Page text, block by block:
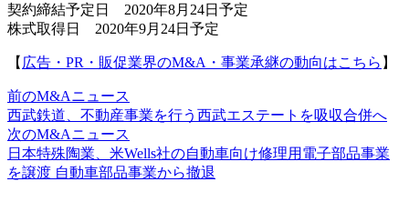
契約締結予定日 2020年8月24日予定
株式取得日 2020年9月24日予定
【 広告・PR・販促業界のM&A・事業承継の動向はこちら 】
前のM&Aニュース
西武鉄道、不動産事業を行う西武エステートを吸収合併へ
次のM&Aニュース
日本特殊陶業、米Wells社の自動車向け修理用電子部品事業
を譲渡 自動車部品事業から撤退